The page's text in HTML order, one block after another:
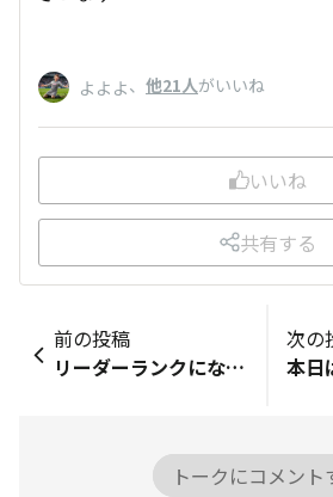
よよよ、 他21人がいいね
いいね
共有する
前の投稿
リーダーランクになりました⭐️
次の
トークにコメント